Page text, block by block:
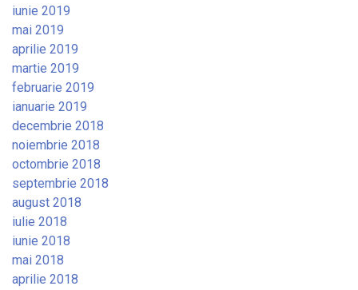
iunie 2019
mai 2019
aprilie 2019
martie 2019
februarie 2019
ianuarie 2019
decembrie 2018
noiembrie 2018
octombrie 2018
septembrie 2018
august 2018
iulie 2018
iunie 2018
mai 2018
aprilie 2018